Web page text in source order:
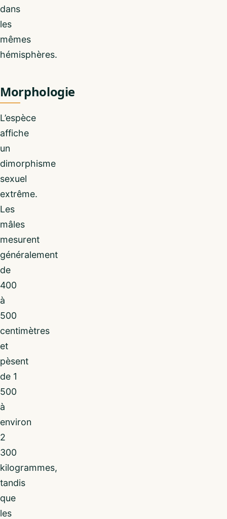
dans
les
mêmes
hémisphères.
Morphologie
L’espèce
affiche
un
dimorphisme
sexuel
extrême.
Les
mâles
mesurent
généralement
de
400
à
500
centimètres
et
pèsent
de 1
500
à
environ
2
300
kilogrammes,
tandis
que
les